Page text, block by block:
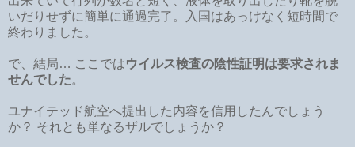
いだりせずに簡単に通過完了。入国はあっけなく短時間で
終わりました。
で、結局… ここではウイルス検査の陰性証明は要求されま
せんでした。
ユナイテッド航空へ提出した内容を信用したんでしょう
か？ それとも単なるザルでしょうか？